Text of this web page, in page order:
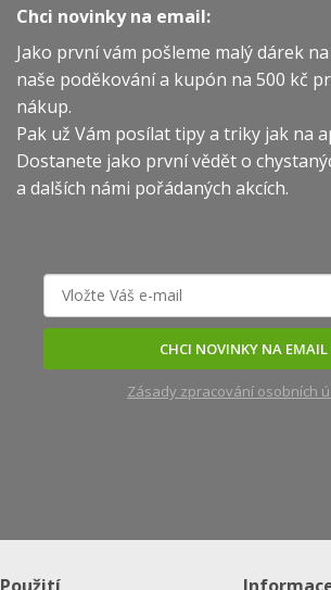
Chci novinky na email:
Jako první vám pošleme malý dárek
naše poděkování a kupón na 500 kč
nákup.
Pak už Vám posílat tipy a triky jak na
Dostanete jako první vědět o
a dalších námi pořádaných akcích.
CHCI NOVINKY NA EMAIL
Zásady zpracování osobních